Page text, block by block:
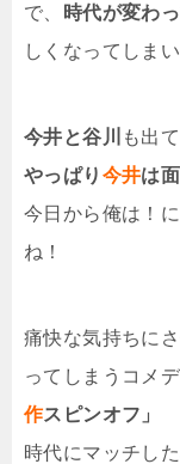
で、
時代が変わ
しくなってしまい
今井と谷川
も出
やっぱり 今井は
今日から俺は！
ね！
痛快な気持ちに
ってしまうコメ
作スピンオフ」
時代にマッチし